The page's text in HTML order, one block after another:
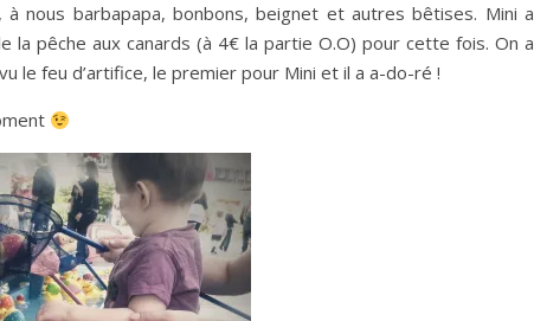
nous barbapapa, bonbons, beignet et autres bêtises. Mini a
la pêche aux canards (à 4€ la partie O.O) pour cette fois. On a
le feu d’artifice, le premier pour Mini et il a a-do-ré !